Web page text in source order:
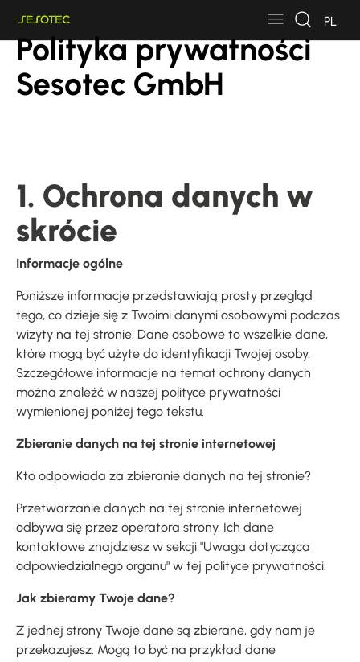
PL
Polityka prywatności
Sesotec GmbH
1. Ochrona danych w
skrócie
Informacje ogólne
Poniższe informacje przedstawiają prosty przegląd
tego, co dzieje się z Twoimi danymi osobowymi podczas
wizyty na tej stronie. Dane osobowe to wszelkie dane,
które mogą być użyte do identyfikacji Twojej osoby.
Szczegółowe informacje na temat ochrony danych
można znaleźć w naszej polityce prywatności
wymienionej poniżej tego tekstu.
Zbieranie danych na tej stronie internetowej
Kto odpowiada za zbieranie danych na tej stronie?
Przetwarzanie danych na tej stronie internetowej
odbywa się przez operatora strony. Ich dane
kontaktowe znajdziesz w sekcji "Uwaga dotycząca
odpowiedzialnego organu" w tej polityce prywatności.
Jak zbieramy Twoje dane?
Z jednej strony Twoje dane są zbierane, gdy nam je
przekazujesz. Mogą to być na przykład dane